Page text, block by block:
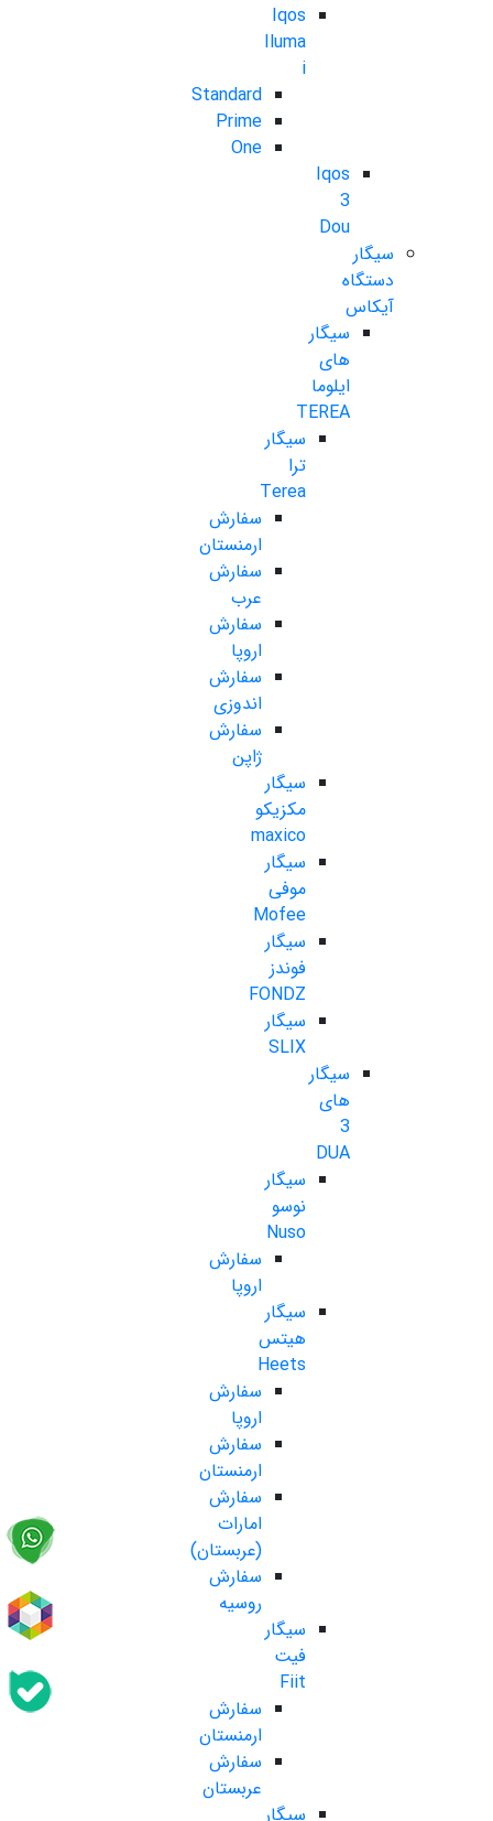
Iqos
Iluma
i
Standard
Prime
One
Iqos
3
Dou
سیگار
دستگاه
آیکاس
سیگار
های
ایلوما
TEREA
سیگار
ترا
Terea
سفارش
ارمنستان
سفارش
عرب
سفارش
اروپا
سفارش
اندوزی
سفارش
ژاپن
سیگار
مکزیکو
maxico
سیگار
موفی
Mofee
سیگار
فوندز
FONDZ
سیگار
SLIX
سیگار
های
3
DUA
سیگار
نوسو
Nuso
سفارش
اروپا
سیگار
هیتس
Heets
سفارش
اروپا
سفارش
ارمنستان
سفارش
امارات
(عربستان)
سفارش
روسیه
سیگار
فیت
Fiit
سفارش
ارمنستان
سفارش
عربستان
سیگار